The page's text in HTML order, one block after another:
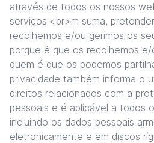
através de todos os nossos
serviços.<br>m suma,
recolhemos e/ou gerimos os
porque é que os recolhemos
quem é que os podemos
privacidade também informa o
direitos relacionados com a
pessoais e é aplicável a todos
incluindo os dados pessoais
eletronicamente e em discos